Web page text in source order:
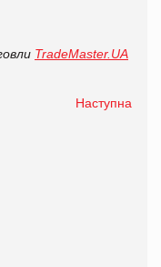
TradeMaster.UA
Наступна